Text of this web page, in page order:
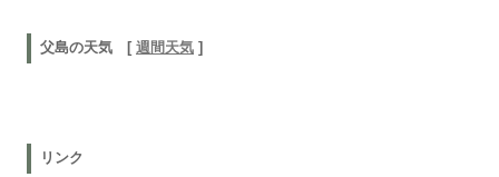
父島の天気 [ 週間天気 ]
リンク